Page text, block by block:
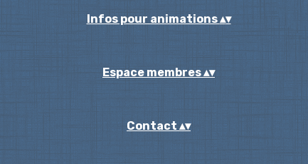
Infos pour animations▴▾
Espace membres▴▾
Contact ▴▾